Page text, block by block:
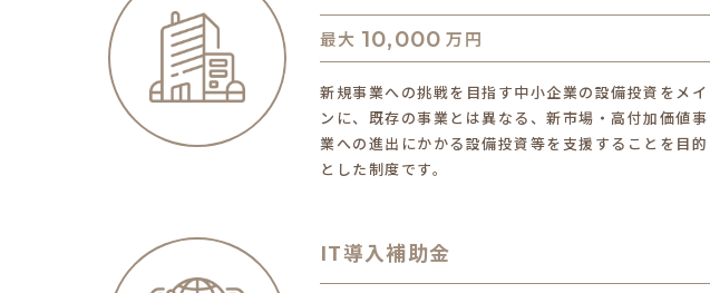
最大 10,000 万円
新規事業への挑戦を目指す中小企業の設備投資をメイ
ンに、既存の事業とは異なる、新市場・高付加価値事
業への進出にかかる設備投資等を支援することを目的
とした制度です。
IT導入補助金